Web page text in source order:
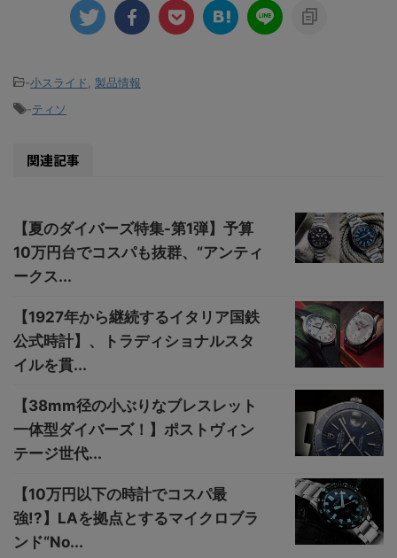
-小スライド, 製品情報
-ティソ
関連記事
【夏のダイバーズ特集-第1弾】予算
10万円台でコスパも抜群、“アンティ
ークス...
【1927年から継続するイタリア国鉄
公式時計】、トラディショナルスタ
イルを貫...
【38mm径の小ぶりなブレスレット
一体型ダイバーズ！】ポストヴィン
テージ世代...
【10万円以下の時計でコスパ最
強!?】LAを拠点とするマイクロブラ
ンド“No...